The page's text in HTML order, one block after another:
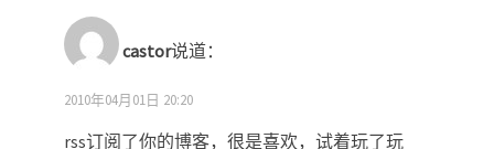
castor说道：
2010年04月01日 20:20
rss订阅了你的博客，很是喜欢，试着玩了玩